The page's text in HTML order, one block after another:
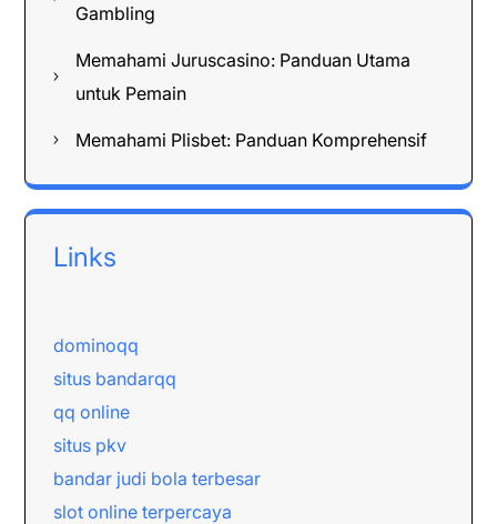
Gambling
Memahami Juruscasino: Panduan Utama
untuk Pemain
Memahami Plisbet: Panduan Komprehensif
Links
dominoqq
situs bandarqq
qq online
situs pkv
bandar judi bola terbesar
slot online terpercaya